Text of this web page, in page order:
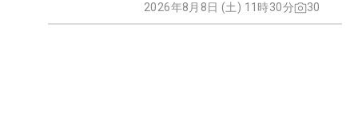
2026年8月8日 (土) 11時30分 30